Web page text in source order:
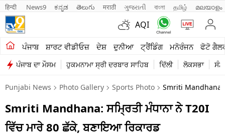
हिन्दी News9 ಕನ್ನಡ తెలుగు मराठी ગુજરાતી বাংলা தமிழ் മലയാളം
AQI
ਪੰਜਾਬ ਸ਼ਾਰਟ ਵੀਡੀਓਜ਼ ਦੇਸ਼ ਦੁਨੀਆ ਟ੍ਰੈਂਡਿੰਗ ਮਨੋਰੰਜਨ ਫੋਟੋ
ਪੰਜਾਬ ਦਾ ਮੌਸਮ ਹੁਕਮਨਾਮਾ ਸ੍ਰੀ ਦਰਬਾਰ ਸਾਹਿਬ ਦਿੱਲੀ ਲੋਕਸਭਾ
ਖੇਤੀਬਾੜੀ
ਸ਼ਾਰਟ ਵੀਡੀਓਜ਼
ਕਾਰੋਬਾਰ
ਕਰਿਅਰ
Punjabi News Photo Gallery Sports Photo Smriti Mandhana
Smriti Mandhana: ਸਮ੍ਰਿਤੀ ਮੰਧਾਨਾ ਨੇ T20I
ਵਿੱਚ ਮਾਰੇ 80 ਛੱਕੇ, ਬਣਾਇਆ ਰਿਕਾਰਡ